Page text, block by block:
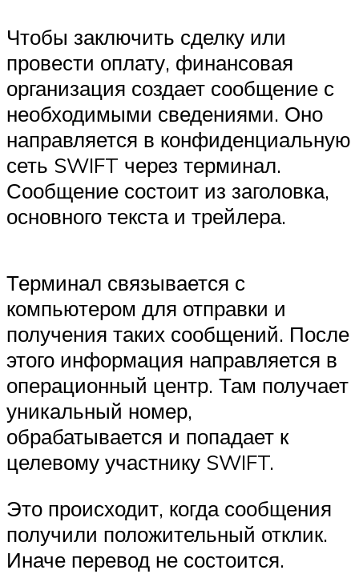
Чтобы заключить сделку или
провести оплату, финансовая
организация создает сообщение с
необходимыми сведениями. Оно
направляется в конфиденциальную
сеть SWIFT через терминал.
Сообщение состоит из заголовка,
основного текста и трейлера.
Терминал связывается с
компьютером для отправки и
получения таких сообщений. После
этого информация направляется в
операционный центр. Там получает
уникальный номер,
обрабатывается и попадает к
целевому участнику SWIFT.
Это происходит, когда сообщения
получили положительный отклик.
Иначе перевод не состоится.